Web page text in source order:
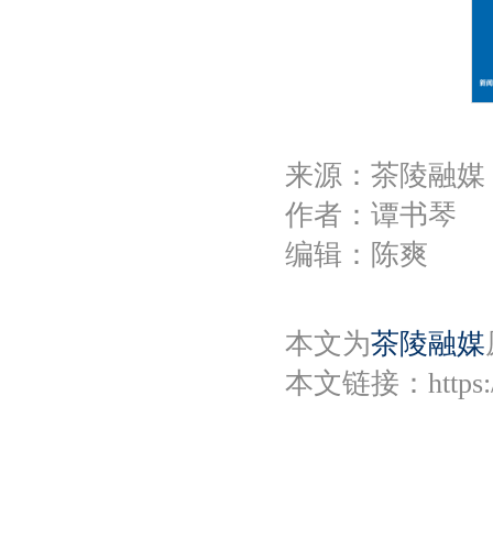
来源：茶陵融媒
作者：谭书琴
编辑：陈爽
本文为茶陵融媒
本文链接：